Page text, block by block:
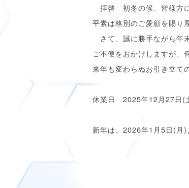
拝啓 初冬の候、皆様方に
平素は格別のご愛顧を賜り
さて、誠に勝手ながら年
ご不便をおかけしますが、
来年も変わらぬお引き立て
休業日 2025年12月27
新年は、2026年1月5日(月)